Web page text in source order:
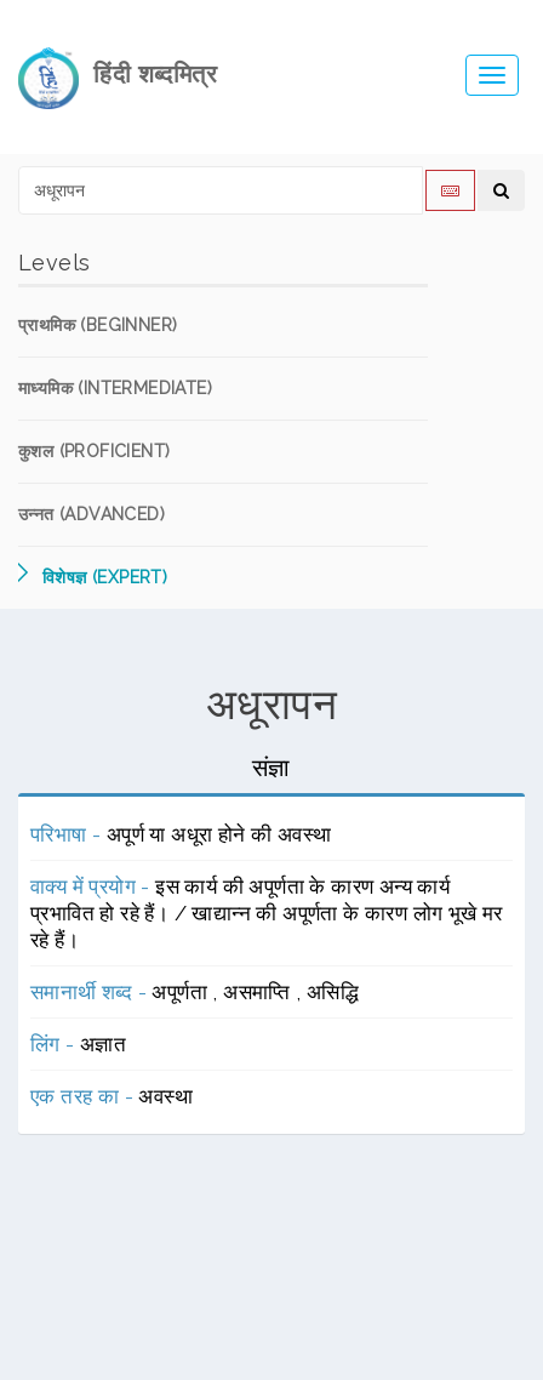
हिंदी शब्दमित्र
Levels
प्राथमिक (BEGINNER)
माध्यमिक (INTERMEDIATE)
कुशल (PROFICIENT)
उन्नत (ADVANCED)
विशेषज्ञ (EXPERT)
अधूरापन
संज्ञा
परिभाषा - अपूर्ण या अधूरा होने की अवस्था
वाक्य में प्रयोग -इस कार्य की अपूर्णता के कारण अन्य कार्य
प्रभावित हो रहे हैं। / खाद्यान्न की अपूर्णता के कारण लोग भूखे मर
रहे हैं।
समानार्थी शब्द -अपूर्णता ,असमाप्ति ,असिद्धि
लिंग - अज्ञात
एक तरह का -अवस्था